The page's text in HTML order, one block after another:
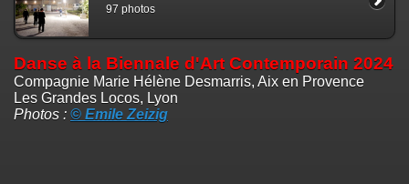
97 photos
Danse à la Biennale d'Art Contemporain 2024
Compagnie Marie Hélène Desmarris, Aix en Provence
Les Grandes Locos, Lyon
Photos : © Emile Zeizig